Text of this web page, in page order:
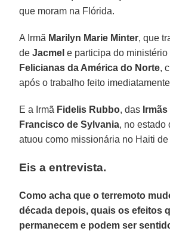
que moram na Flórida.
A Irmã Marilyn Marie Minter, que
deJacmel e participa do ministério
Felicianas da América do Norte,
após o trabalho feito
E a Irmã Fidelis Rubbo, das
Francisco de Sylvania, no estado
atuou como missionária no Haiti
Eis a entrevista.
Como acha que o terremoto
década depois, quais os efeitos
permanecem e podem ser